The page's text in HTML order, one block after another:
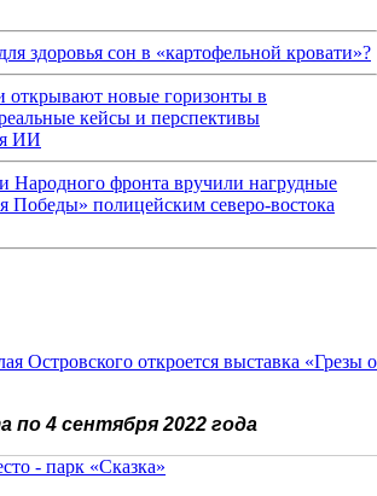
здоровья сон в «картофельной кровати»?
открывают новые горизонты в
кейсы и перспективы
ИИ
Народного фронта вручили нагрудные
Победы» полицейским северо-востока
Островского откроется выставка «Грезы о
по 4 сентября 2022 года
- парк «Сказка»